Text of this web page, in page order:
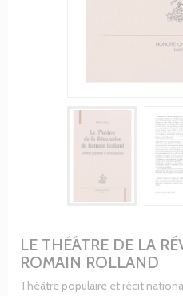
LE THÉÂTRE DE LA
ROMAIN ROLLAND
Théâtre populaire et récit